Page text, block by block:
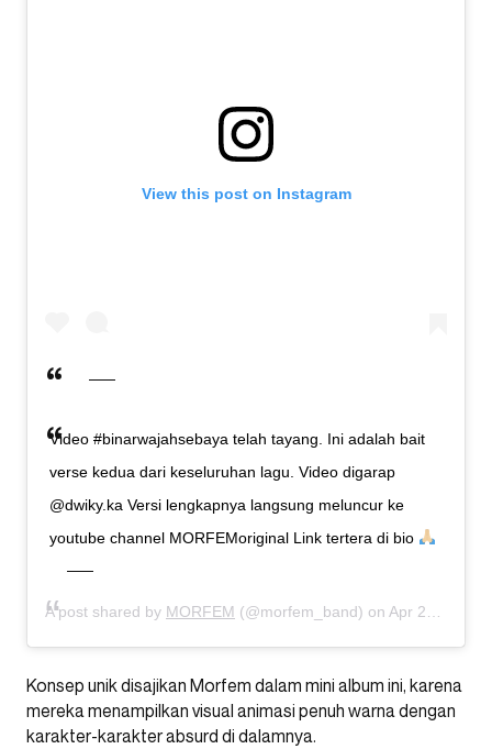
View this post on Instagram
Video #binarwajahsebaya telah tayang. Ini adalah bait
verse kedua dari keseluruhan lagu. Video digarap
@dwiky.ka Versi lengkapnya langsung meluncur ke
youtube channel MORFEMoriginal Link tertera di bio
A post shared by MORFEM (@morfem_band) on Apr 27, 2020 at 5:06am PDT
Konsep unik disajikan Morfem dalam mini album ini, karena
mereka menampilkan visual animasi penuh warna dengan
karakter-karakter absurd di dalamnya.